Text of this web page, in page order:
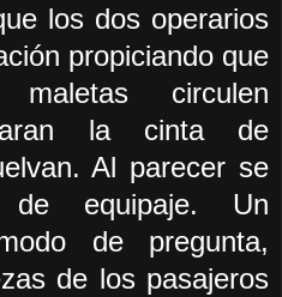
los dos operarios
propiciando que
circulen
la cinta de
Al parecer se
de equipaje. Un
de pregunta,
de los pasajeros